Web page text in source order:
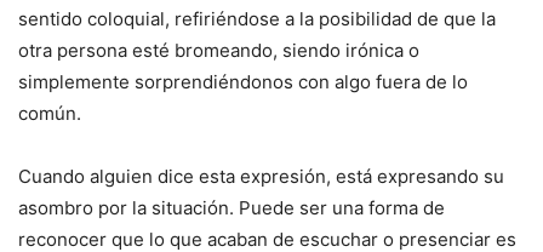
sentido coloquial, refiriéndose a la posibilidad de que la
otra persona esté bromeando, siendo irónica o
simplemente sorprendiéndonos con algo fuera de lo
común.
Cuando alguien dice esta expresión, está expresando su
asombro por la situación. Puede ser una forma de
reconocer que lo que acaban de escuchar o presenciar es